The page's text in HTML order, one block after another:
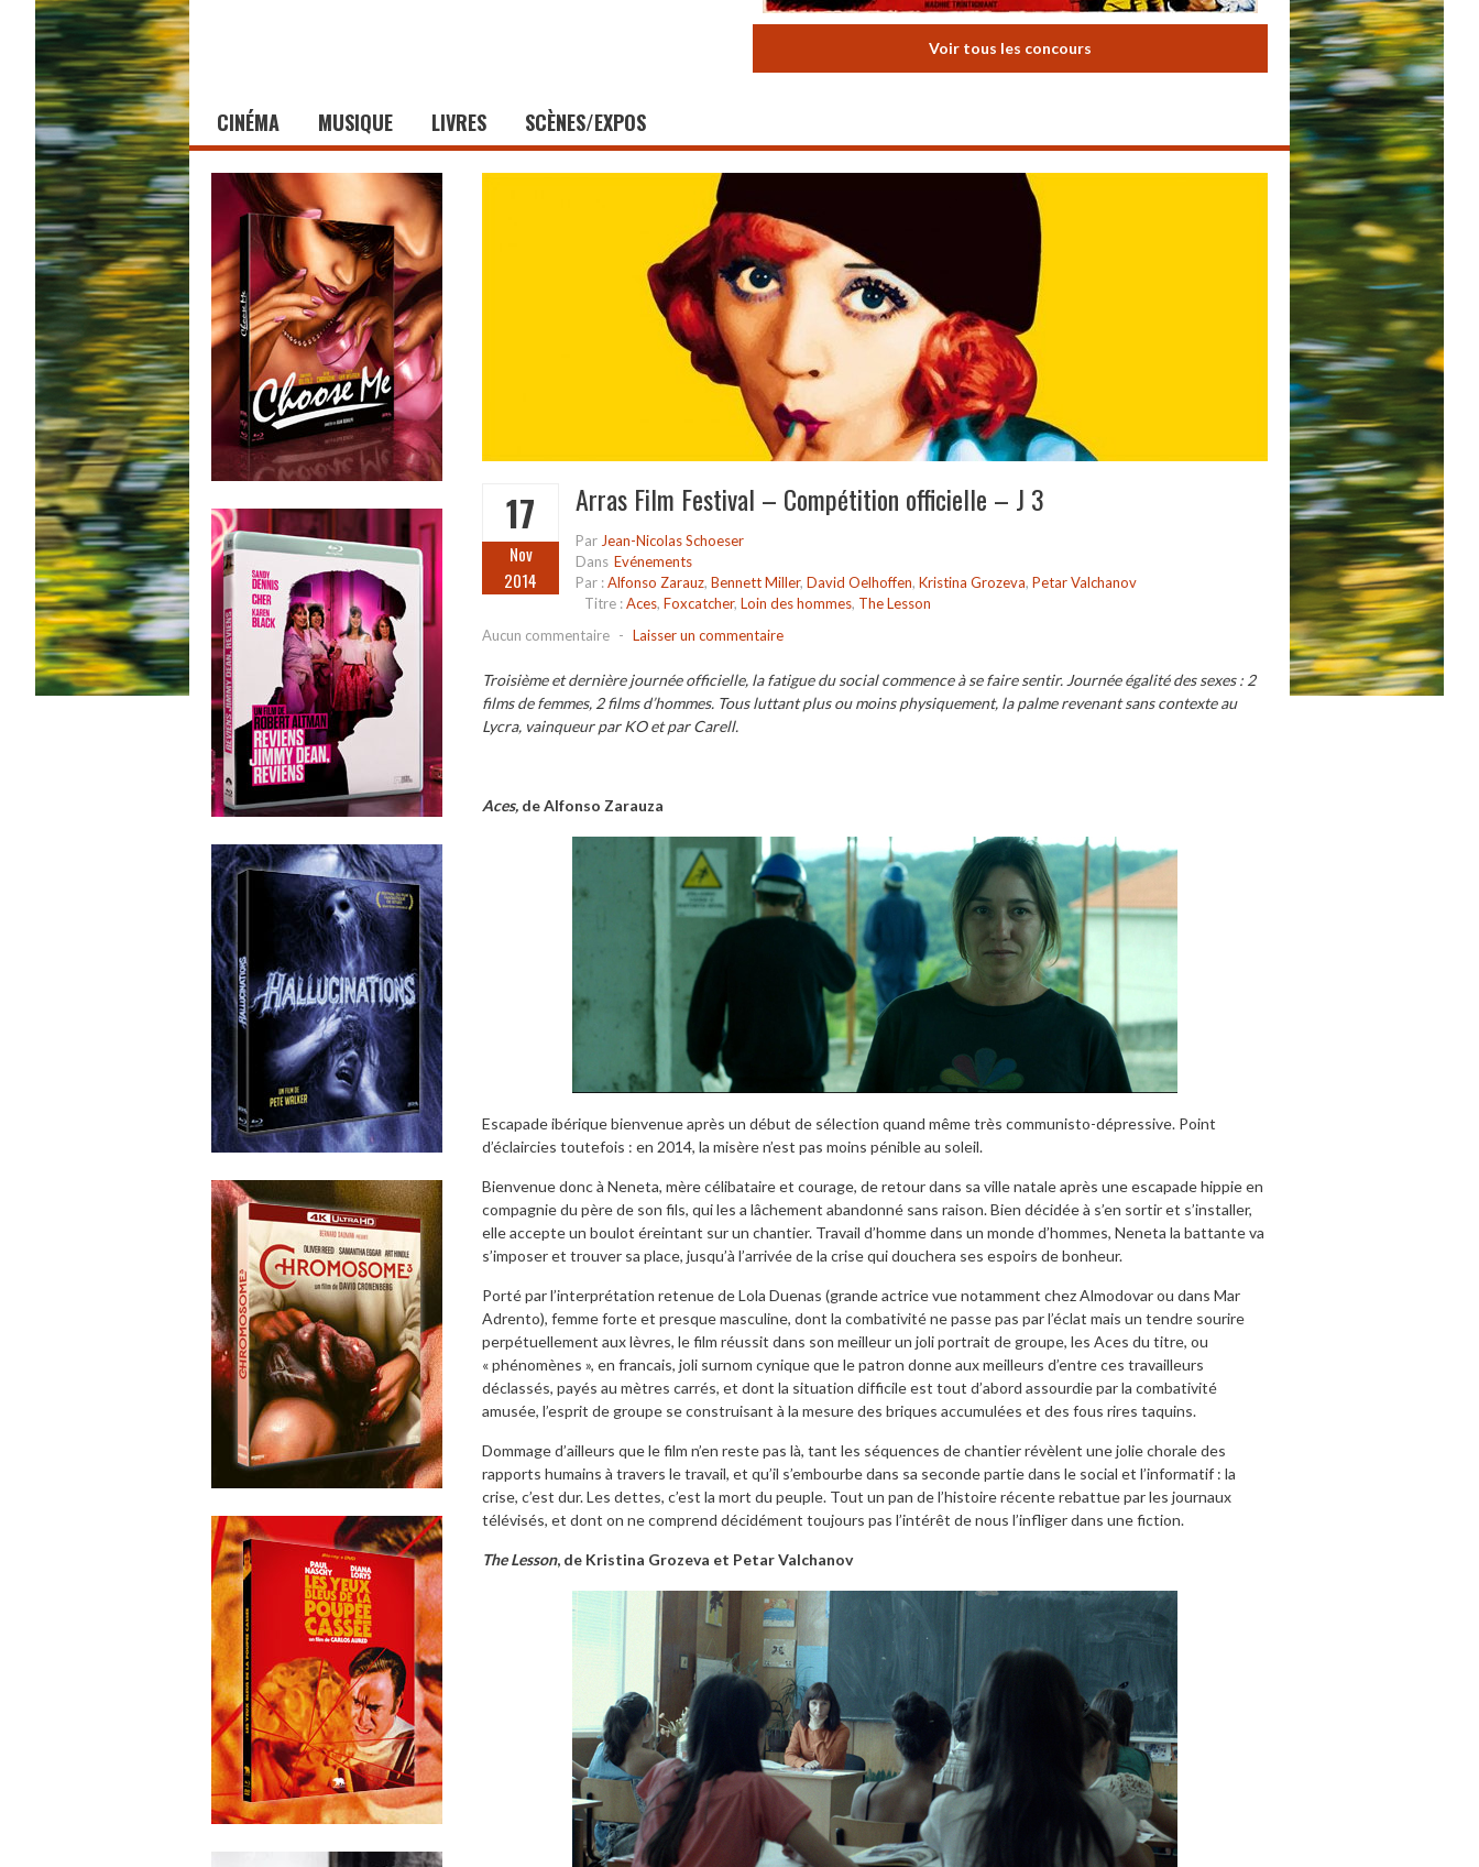
Voir tous les concours
CINÉMA MUSIQUE LIVRES SCÈNES/EXPOS
17
Nov
2014
Arras Film Festival – Compétition officielle – J 3
Par Jean-Nicolas Schoeser
Dans Evénements
Par :Alfonso Zarauz, Bennett Miller, David Oelhoffen, Kristina Grozeva, Petar Valchanov
Titre :Aces, Foxcatcher, Loin des hommes, The Lesson
Aucun commentaire - Laisser un commentaire
Troisième et dernière journée officielle, la fatigue du social commence à se faire sentir. Journée égalité des sexes : 2
films de femmes, 2 films d’hommes. Tous luttant plus ou moins physiquement, la palme revenant sans contexte au
Lycra, vainqueur par KO et par Carell.
Aces, de Alfonso Zarauza
Escapade ibérique bienvenue après un début de sélection quand même très communisto-dépressive. Point
d’éclaircies toutefois : en 2014, la misère n’est pas moins pénible au soleil.
Bienvenue donc à Neneta, mère célibataire et courage, de retour dans sa ville natale après une escapade hippie en
compagnie du père de son fils, qui les a lâchement abandonné sans raison. Bien décidée à s’en sortir et s’installer,
elle accepte un boulot éreintant sur un chantier. Travail d’homme dans un monde d’hommes, Neneta la battante va
s’imposer et trouver sa place, jusqu’à l’arrivée de la crise qui douchera ses espoirs de bonheur.
Porté par l’interprétation retenue de Lola Duenas (grande actrice vue notamment chez Almodovar ou dans Mar
Adrento), femme forte et presque masculine, dont la combativité ne passe pas par l’éclat mais un tendre sourire
perpétuellement aux lèvres, le film réussit dans son meilleur un joli portrait de groupe, les Aces du titre, ou
« phénomènes », en francais, joli surnom cynique que le patron donne aux meilleurs d’entre ces travailleurs
déclassés, payés au mètres carrés, et dont la situation difficile est tout d’abord assourdie par la combativité
amusée, l’esprit de groupe se construisant à la mesure des briques accumulées et des fous rires taquins.
Dommage d’ailleurs que le film n’en reste pas là, tant les séquences de chantier révèlent une jolie chorale des
rapports humains à travers le travail, et qu’il s’embourbe dans sa seconde partie dans le social et l’informatif : la
crise, c’est dur. Les dettes, c’est la mort du peuple. Tout un pan de l’histoire récente rebattue par les journaux
télévisés, et dont on ne comprend décidément toujours pas l’intérêt de nous l’infliger dans une fiction.
The Lesson, de Kristina Grozeva et Petar Valchanov